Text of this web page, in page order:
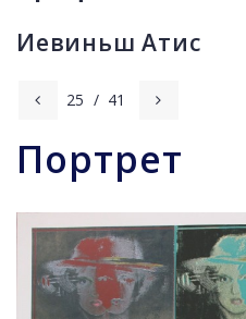
Иевиньш Атис
25 / 41
Портрет